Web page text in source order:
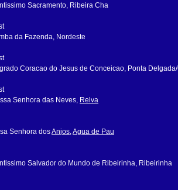
Sacramento, Ribeira Cha
da Fazenda, Nordeste
Coracao do Jesus de Conceicao, Ponta
Senhora das Neves, Relva
Senhora dosAnjos,Agua de Pau
Salvador do Mundo de Ribeirinha, Ribeirinha